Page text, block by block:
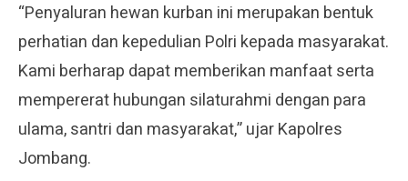
“Penyaluran hewan kurban ini merupakan bentuk
perhatian dan kepedulian Polri kepada masyarakat.
Kami berharap dapat memberikan manfaat serta
mempererat hubungan silaturahmi dengan para
ulama, santri dan masyarakat,” ujar Kapolres
Jombang.